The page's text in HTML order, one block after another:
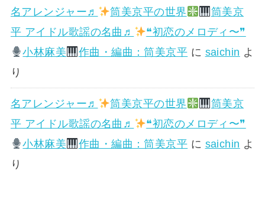
名アレンジャー♬ 筒美京平の世界
筒美京
平 アイドル歌謡の名曲♬
❝初恋のメロディ〜❞
小林麻美
作曲・編曲：筒美京平 に saichin よ
り
名アレンジャー♬ 筒美京平の世界
筒美京
平 アイドル歌謡の名曲♬
❝初恋のメロディ〜❞
小林麻美
作曲・編曲：筒美京平 に saichin よ
り